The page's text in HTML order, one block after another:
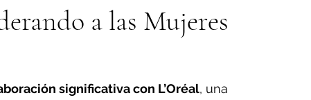
a las Mujeres
significativa con L’Oréal, una